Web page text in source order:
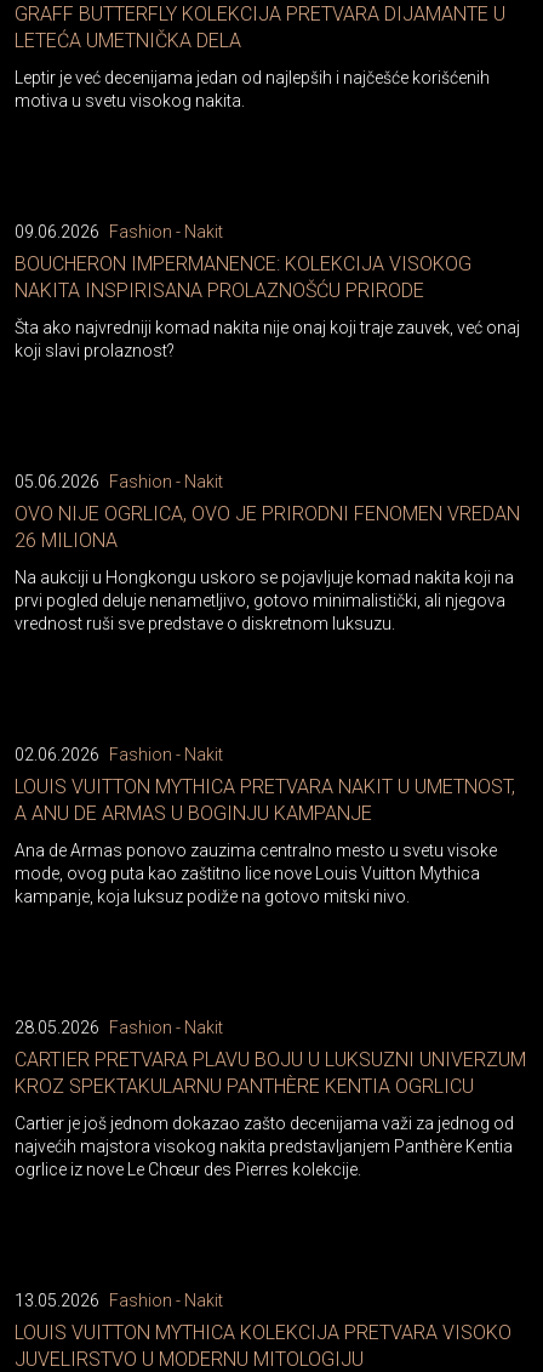
GRAFF BUTTERFLY KOLEKCIJA PRETVARA DIJAMANTE U
LETEĆA UMETNIČKA DELA
Leptir je već decenijama jedan od najlepših i najčešće korišćenih
motiva u svetu visokog nakita.
09.06.2026 Fashion - Nakit
BOUCHERON IMPERMANENCE: KOLEKCIJA VISOKOG
NAKITA INSPIRISANA PROLAZNOŠĆU PRIRODE
Šta ako najvredniji komad nakita nije onaj koji traje zauvek, već onaj
koji slavi prolaznost?
05.06.2026 Fashion - Nakit
OVO NIJE OGRLICA, OVO JE PRIRODNI FENOMEN VREDAN
26 MILIONA
Na aukciji u Hongkongu uskoro se pojavljuje komad nakita koji na
prvi pogled deluje nenametljivo, gotovo minimalistički, ali njegova
vrednost ruši sve predstave o diskretnom luksuzu.
02.06.2026 Fashion - Nakit
LOUIS VUITTON MYTHICA PRETVARA NAKIT U UMETNOST,
A ANU DE ARMAS U BOGINJU KAMPANJE
Ana de Armas ponovo zauzima centralno mesto u svetu visoke
mode, ovog puta kao zaštitno lice nove Louis Vuitton Mythica
kampanje, koja luksuz podiže na gotovo mitski nivo.
28.05.2026 Fashion - Nakit
CARTIER PRETVARA PLAVU BOJU U LUKSUZNI UNIVERZUM
KROZ SPEKTAKULARNU PANTHÈRE KENTIA OGRLICU
Cartier je još jednom dokazao zašto decenijama važi za jednog od
najvećih majstora visokog nakita predstavljanjem Panthère Kentia
ogrlice iz nove Le Chœur des Pierres kolekcije.
13.05.2026 Fashion - Nakit
LOUIS VUITTON MYTHICA KOLEKCIJA PRETVARA VISOKO
JUVELIRSTVO U MODERNU MITOLOGIJU